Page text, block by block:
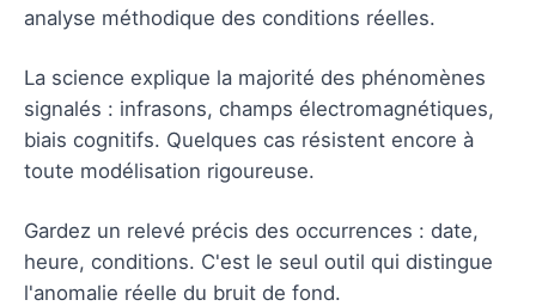
analyse méthodique des conditions réelles.
La science explique la majorité des phénomènes
signalés : infrasons, champs électromagnétiques,
biais cognitifs. Quelques cas résistent encore à
toute modélisation rigoureuse.
Gardez un relevé précis des occurrences : date,
heure, conditions. C'est le seul outil qui distingue
l'anomalie réelle du bruit de fond.